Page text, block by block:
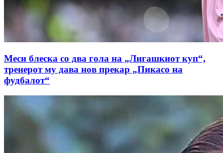
Меси блеска со два гола на „Лигашкиот куп“,
тренерот му дава нов прекар „Пикасо на
фудбалот“